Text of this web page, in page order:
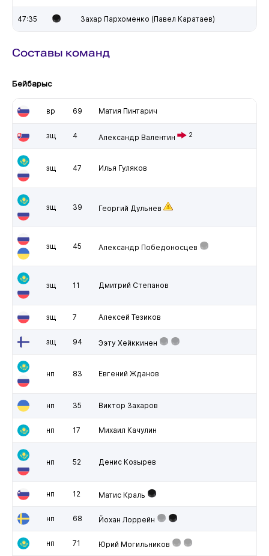
47:35 Захар Пархоменко (Павел Каратаев)
Составы команд
Бейбарыс
вр 69 Матия Пинтарич
зщ 4 Александр Валентин 2
зщ 47 Илья Гуляков
зщ 39 Георгий Дульнев
зщ 45 Александр Победоносцев
зщ 11 Дмитрий Степанов
зщ 7 Алексей Тезиков
зщ 94 Ээту Хейккинен
нп 83 Евгений Жданов
нп 35 Виктор Захаров
нп 17 Михаил Качулин
нп 52 Денис Козырев
нп 12 Матис Краль
нп 68 Йохан Лоррейн
нп 71 Юрий Могильников